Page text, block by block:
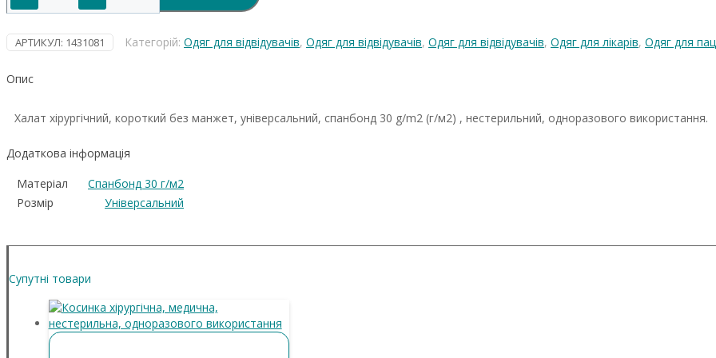
короткий
манжет,
нестерильний
АРТИКУЛ: 1431081 Категорій: Одяг для відвідувачів, Одяг для відвідувачів, Одяг для відвідувачів, Одяг для лікарів, Одяг для
Опис
Халат хірургічний, короткий без манжет, універсальний, спанбонд 30 g/m2 (г/м2) , нестерильний, одноразового використання.
Додаткова інформація
Матеріал
Cпанбонд 30 г/м2
Розмір
Універсальний
Супутні товари